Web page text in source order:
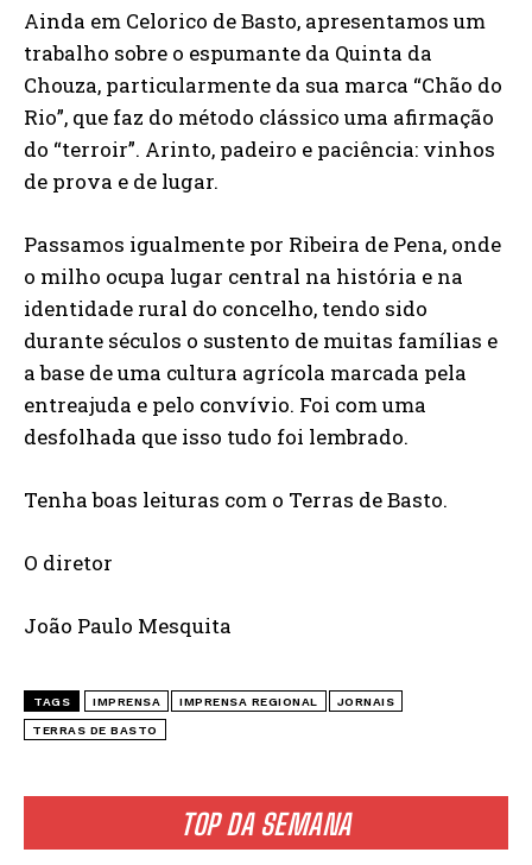
TOP DA SEMANA
Ainda em Celorico de Basto, apresentamos um
trabalho sobre o espumante da Quinta da
Chouza, particularmente da sua marca “Chão do
Rio”, que faz do método clássico uma afirmação
do “terroir”. Arinto, padeiro e paciência: vinhos
de prova e de lugar.
Passamos igualmente por Ribeira de Pena, onde
o milho ocupa lugar central na história e na
identidade rural do concelho, tendo sido
durante séculos o sustento de muitas famílias e
a base de uma cultura agrícola marcada pela
entreajuda e pelo convívio. Foi com uma
desfolhada que isso tudo foi lembrado.
Tenha boas leituras com o Terras de Basto.
O diretor
João Paulo Mesquita
TAGS IMPRENSA IMPRENSA REGIONAL JORNAIS
TERRAS DE BASTO